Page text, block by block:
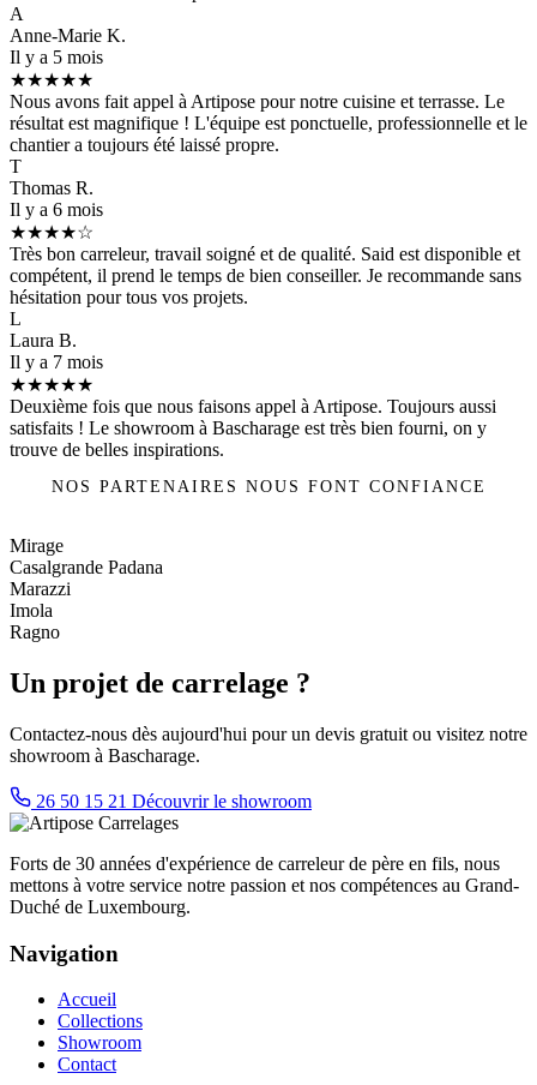
A
Anne-Marie K.
Il y a 5 mois
★★★★★
Nous avons fait appel à Artipose pour notre cuisine et terrasse. Le
résultat est magnifique ! L'équipe est ponctuelle, professionnelle et le
chantier a toujours été laissé propre.
T
Thomas R.
Il y a 6 mois
★★★★☆
Très bon carreleur, travail soigné et de qualité. Said est disponible et
compétent, il prend le temps de bien conseiller. Je recommande sans
hésitation pour tous vos projets.
L
Laura B.
Il y a 7 mois
★★★★★
Deuxième fois que nous faisons appel à Artipose. Toujours aussi
satisfaits ! Le showroom à Bascharage est très bien fourni, on y
trouve de belles inspirations.
NOS PARTENAIRES NOUS FONT CONFIANCE
Mirage
Casalgrande Padana
Marazzi
Imola
Ragno
Un projet de carrelage ?
Contactez-nous dès aujourd'hui pour un devis gratuit ou visitez notre
showroom à Bascharage.
26 50 15 21 Découvrir le showroom
Forts de 30 années d'expérience de carreleur de père en fils, nous
mettons à votre service notre passion et nos compétences au Grand-
Duché de Luxembourg.
Navigation
Accueil
Collections
Showroom
Contact